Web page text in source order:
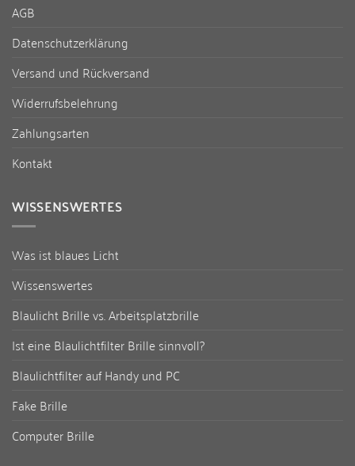
AGB
Datenschutzerklärung
Versand und Rückversand
Widerrufsbelehrung
Zahlungsarten
Kontakt
WISSENSWERTES
Was ist blaues Licht
Wissenswertes
Blaulicht Brille vs. Arbeitsplatzbrille
Ist eine Blaulichtfilter Brille sinnvoll?
Blaulichtfilter auf Handy und PC
Fake Brille
Computer Brille